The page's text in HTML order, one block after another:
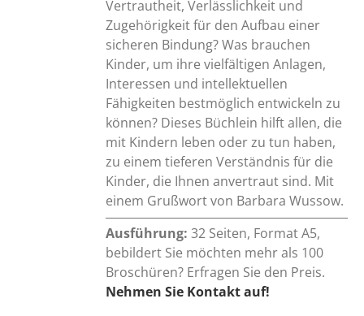
Vertrautheit, Verlässlichkeit und
Zugehörigkeit für den Aufbau einer
sicheren Bindung? Was brauchen
Kinder, um ihre vielfältigen Anlagen,
Interessen und intellektuellen
Fähigkeiten bestmöglich entwickeln zu
können? Dieses Büchlein hilft allen, die
mit Kindern leben oder zu tun haben,
zu einem tieferen Verständnis für die
Kinder, die Ihnen anvertraut sind. Mit
einem Grußwort von Barbara Wussow.
Ausführung: 32 Seiten, Format A5,
bebildert Sie möchten mehr als 100
Broschüren? Erfragen Sie den Preis.
Nehmen Sie Kontakt auf!